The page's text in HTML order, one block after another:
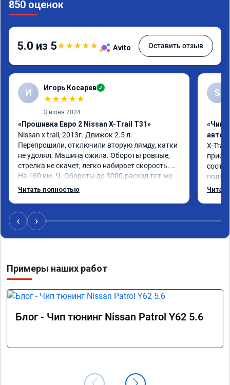
850 оценок
5.0 из 5★★★★★ Avito Оставить отзыв
И Игорь Косарев ✓
★★★★★
3 июня 2024
«Прошивка Евро 2 Nissan X-Trail T31»
Nissan x trаil, 2013г. Движок 2.5 л.
Перепрошили, отключили вторую лямду, катки
не удолял. Машина ожила. Обороты ровные,
стрелка не скачет, легко набирает скорость.
На 160 км. Ч. Обороты до 3000.расход тот-же
без изменения 12л. Услугой доволен.
Читать полностью
S
«Чип
X-Trail
‹ ›
Примеры наших работ
Блог - Чип тюнинг Nissan Patrol Y62 5.6